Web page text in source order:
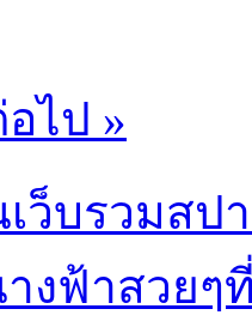
ไป »
นเว็บรวม
างฟ้าสวย